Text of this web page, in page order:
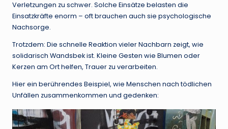
Verletzungen zu schwer. Solche Einsätze belasten die
Einsatzkräfte enorm – oft brauchen auch sie psychologische
Nachsorge.
Trotzdem: Die schnelle Reaktion vieler Nachbarn zeigt, wie
solidarisch Wandsbek ist. Kleine Gesten wie Blumen oder
Kerzen am Ort helfen, Trauer zu verarbeiten.
Hier ein berührendes Beispiel, wie Menschen nach tödlichen
Unfällen zusammenkommen und gedenken: